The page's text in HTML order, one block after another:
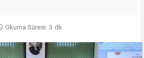
Okuma Süresi: 3 dk.